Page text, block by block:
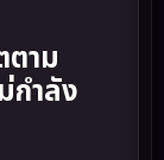
ตาม
กำลัง